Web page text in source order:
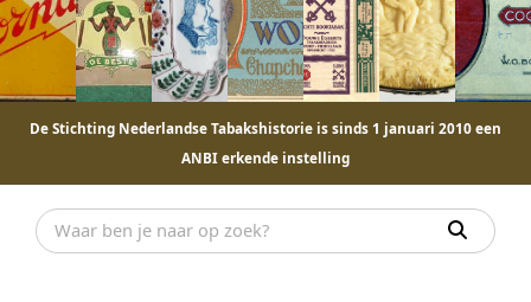
De Stichting Nederlandse Tabakshistorie is sinds 1 januari 2010 een
ANBI erkende instelling